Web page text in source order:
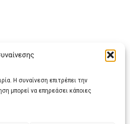
Η συναίνεση επιτρέπει την
μπορεί να επηρεάσει κάποιες